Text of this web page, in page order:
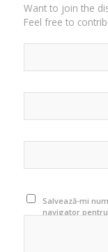
Want to join the
Feel free to
Salvează-mi
navigator